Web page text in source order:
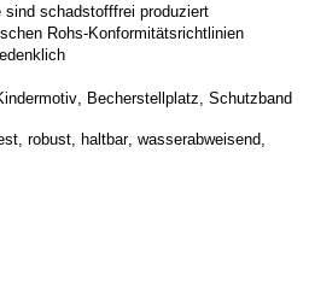
sind schadstofffrei produziert
Rohs-Konformitätsrichtlinien
Becherstellplatz, Schutzband
robust haltbar, wasserabweisend,